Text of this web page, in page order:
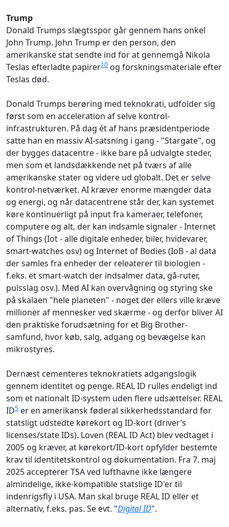
Trump
Donald Trumps slægtsspor går gennem hans onkel
John Trump. John Trump er den person, den
amerikanske stat sendte ind for at gennemgå Nikola
Teslas efterladte papirer10 og forskningsmateriale efter
Teslas død.
Donald Trumps berøring med teknokrati, udfolder sig
først som en acceleration af selve kontrol-
infrastrukturen. På dag ét af hans præsidentperiode
satte han en massiv AI-satsning i gang - "Stargate", og
der bygges datacentre - ikke bare på udvalgte steder,
men som et landsdækkende net på tværs af alle
amerikanske stater og videre ud globalt. Det er selve
kontrol-netværket. AI kræver enorme mængder data
og energi, og når datacentrene står der, kan systemet
køre kontinuerligt på input fra kameraer, telefoner,
computere og alt, der kan indsamle signaler - Internet
of Things (Iot - alle digitale enheder, biler, hvidevarer,
smart-watches osv) og Internet of Bodies (IoB - al data
der samles fra enheder der releaterer til biologien -
f.eks. et smart-watch der indsalmer data, gå-ruter,
pulsslag osv.). Med AI kan overvågning og styring ske
på skalaen "hele planeten" - noget der ellers ville kræve
millioner af mennesker ved skærme - og derfor bliver AI
den praktiske forudsætning for et Big Brother-
samfund, hvor køb, salg, adgang og bevægelse kan
mikrostyres.
Dernæst cementeres teknokratiets adgangslogik
gennem identitet og penge. REAL ID rulles endeligt ind
som et nationalt ID-system uden flere udsættelser. REAL
ID5 er en amerikansk føderal sikkerhedsstandard for
statsligt udstedte kørekort og ID-kort (driver’s
licenses/state IDs). Loven (REAL ID Act) blev vedtaget i
2005 og kræver, at kørekort/ID-kort opfylder bestemte
krav til identitetskontrol og dokumentation. Fra 7. maj
2025 accepterer TSA ved lufthavne ikke længere
almindelige, ikke-kompatible statslige ID'er til
indenrigsfly i USA. Man skal bruge REAL ID eller et
alternativ, f.eks. pas. Se evt. "Digital ID".